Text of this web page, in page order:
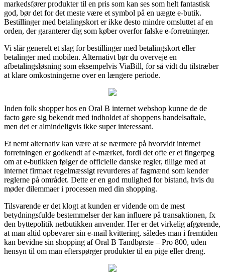
markedsfører produkter til en pris som kan ses som helt fantastisk
god, bør det for det meste være et symbol på en uægte e-butik.
Bestillinger med betalingskort er ikke desto mindre omsluttet af en
orden, der garanterer dig som køber overfor falske e-forretninger.
Vi slår generelt et slag for bestillinger med betalingskort eller
betalinger med mobilen. Alternativt bør du overveje en
afbetalingsløsning som eksempelvis ViaBill, for så vidt du tilstræber
at klare omkostningerne over en længere periode.
Inden folk shopper hos en Oral B internet webshop kunne de de
facto gøre sig bekendt med indholdet af shoppens handelsaftale,
men det er almindeligvis ikke super interessant.
Et nemt alternativ kan være at se nærmere på hvorvidt internet
forretningen er godkendt af e-mærket, fordi det ofte er et fingerpeg
om at e-butikken følger de officielle danske regler, tillige med at
internet firmaet regelmæssigt revurderes af fagmænd som kender
reglerne på området. Dette er en god mulighed for bistand, hvis du
møder dilemmaer i processen med din shopping.
Tilsvarende er det klogt at kunden er vidende om de mest
betydningsfulde bestemmelser der kan influere på transaktionen, fx
den byttepolitik netbutikken anvender. Her er det virkelig afgørende,
at man altid opbevarer sin e-mail kvittering, således man i fremtiden
kan bevidne sin shopping af Oral B Tandbørste – Pro 800, uden
hensyn til om man efterspørger produkter til en pige eller dreng.